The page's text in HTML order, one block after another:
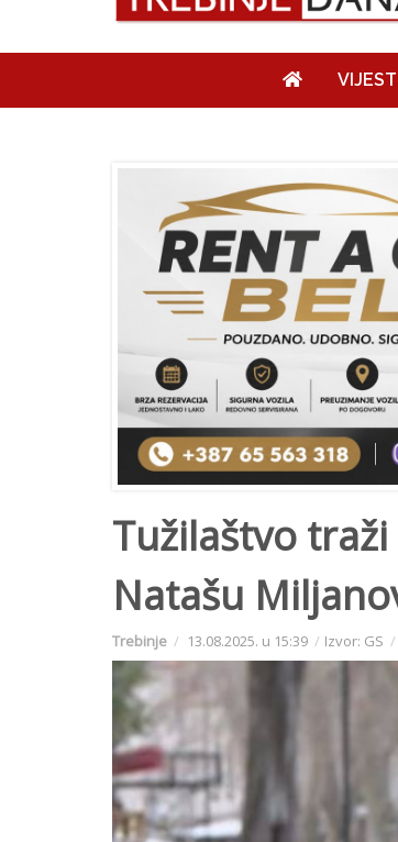
Tužilaštvo
Natašu
Trebinje 13.08.2025. u 15:39 Izvor: GS